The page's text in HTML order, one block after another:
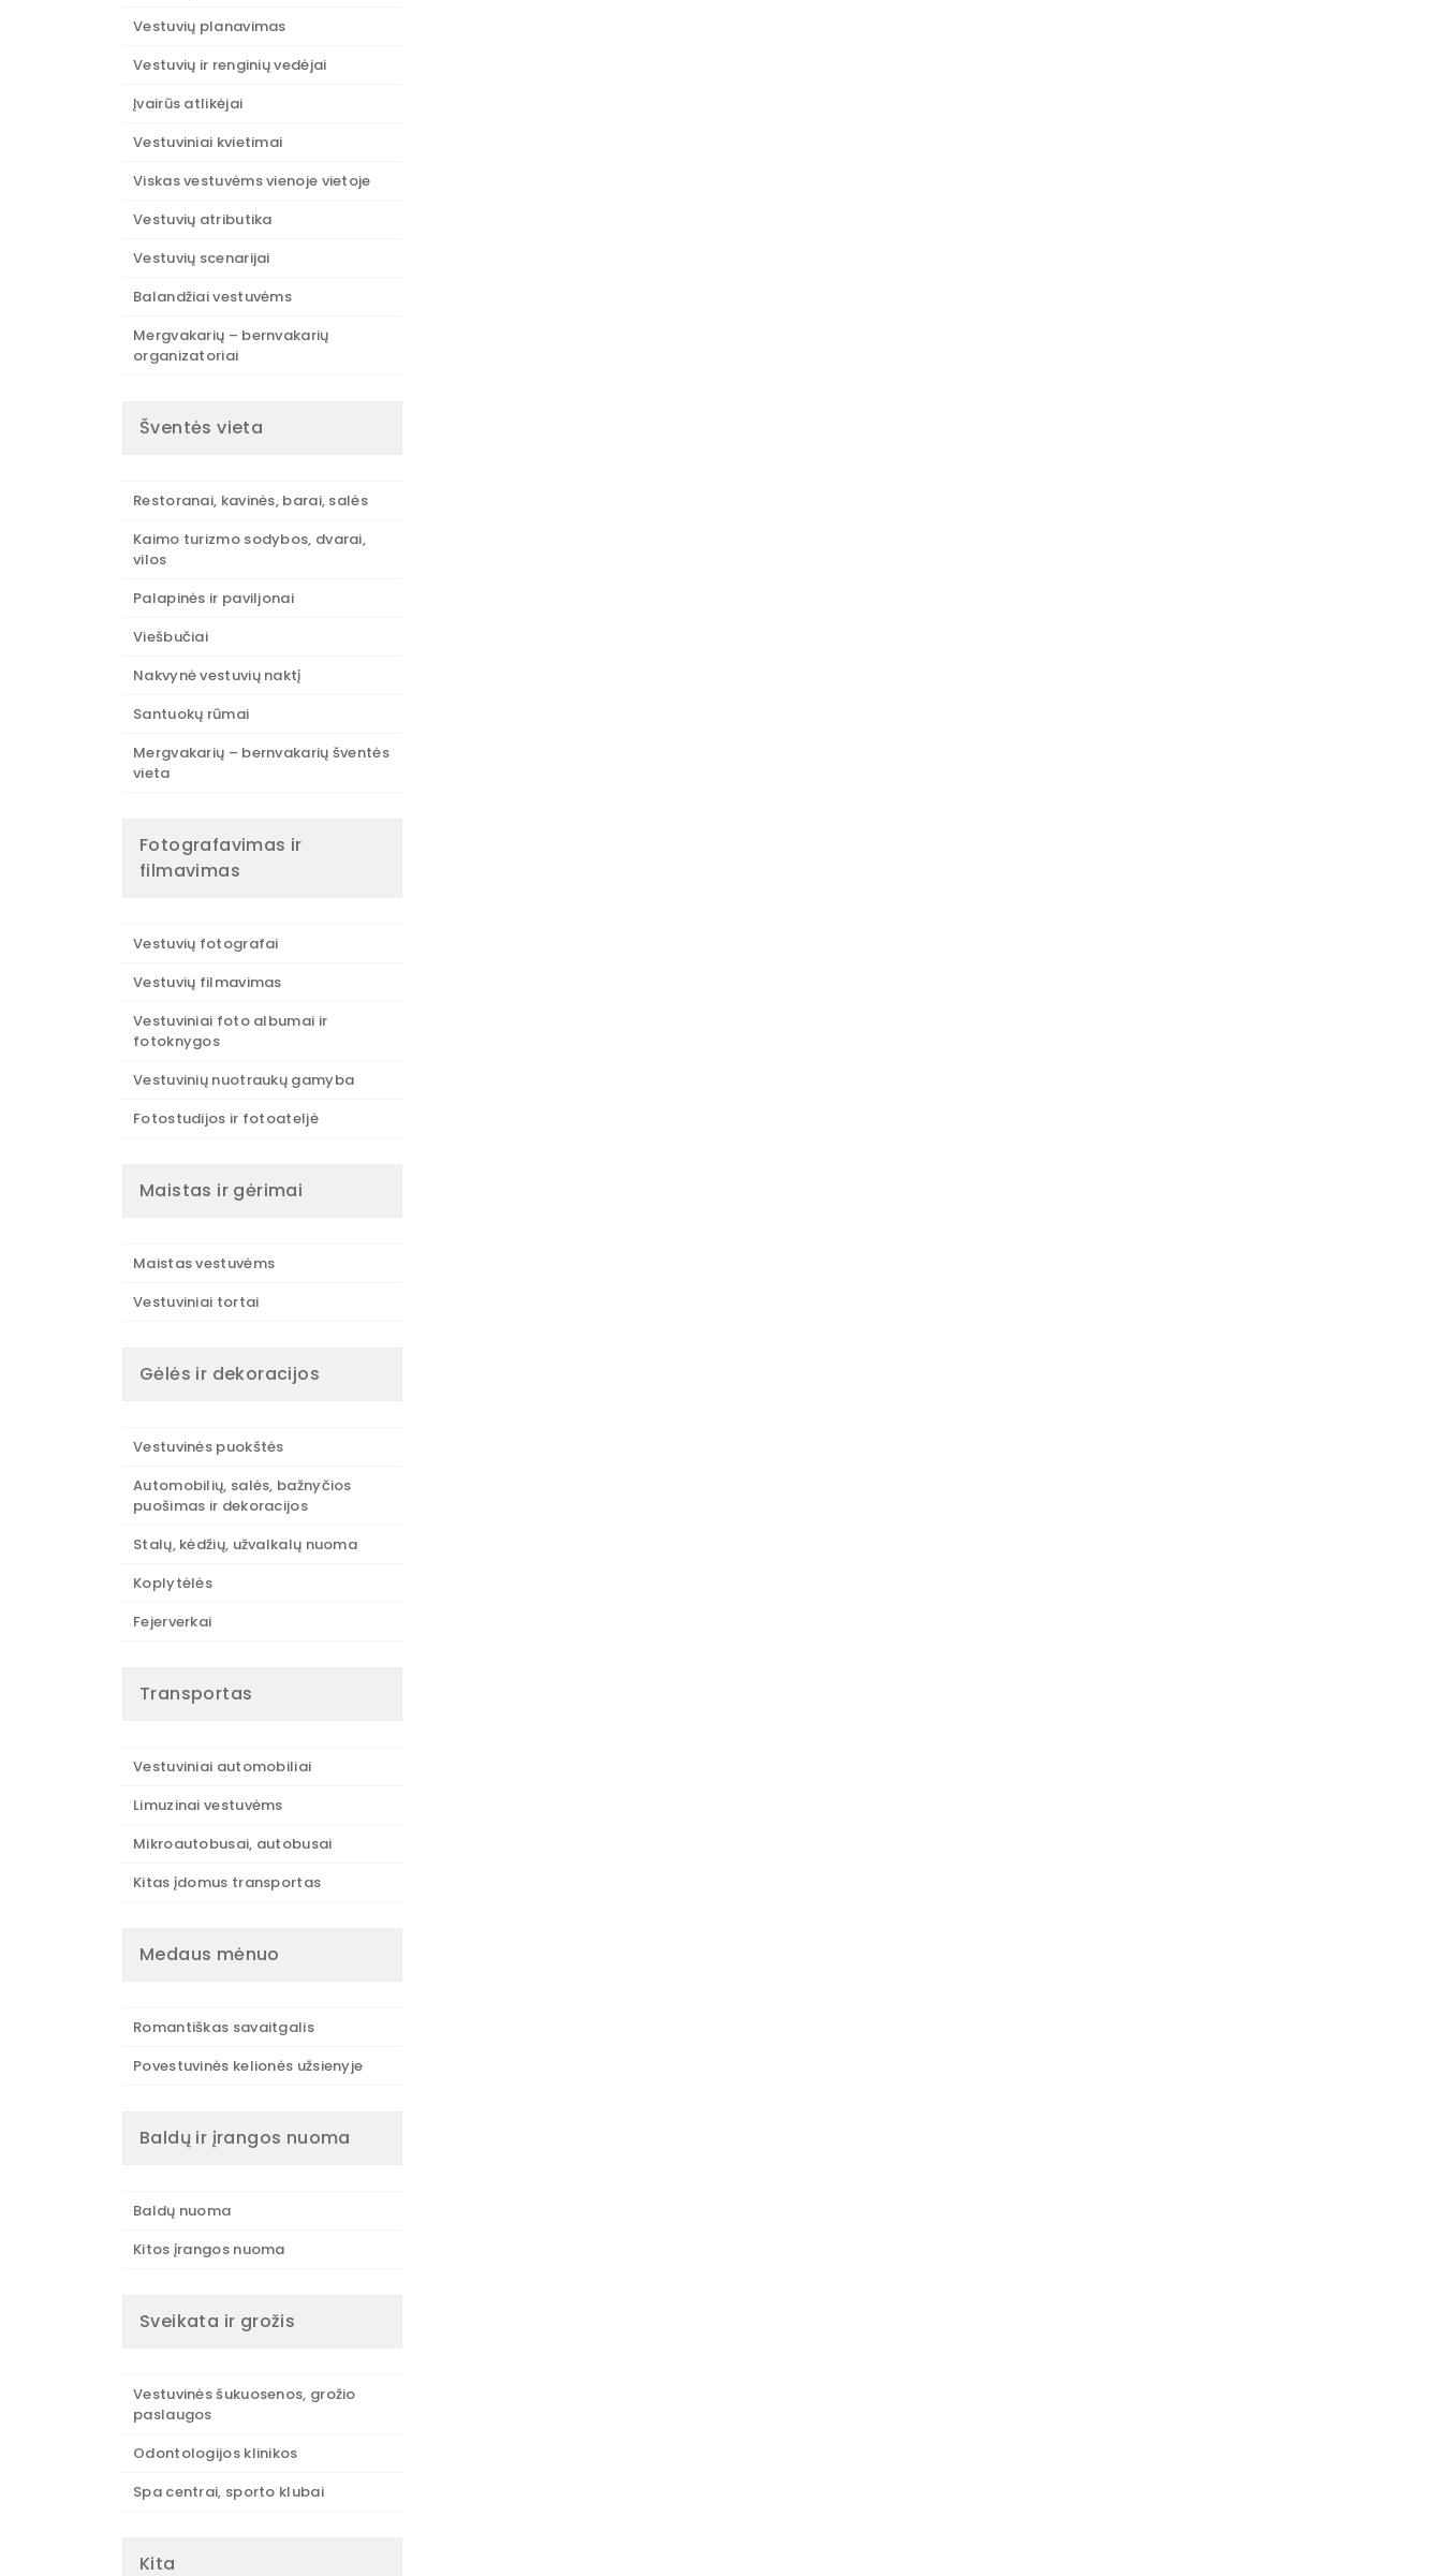
Vestuvių planavimas
Vestuvių ir renginių vedėjai
Įvairūs atlikėjai
Vestuviniai kvietimai
Viskas vestuvėms vienoje vietoje
Vestuvių atributika
Vestuvių scenarijai
Balandžiai vestuvėms
Mergvakarių – bernvakarių
organizatoriai
Šventės vieta
Restoranai, kavinės, barai, salės
Kaimo turizmo sodybos, dvarai,
vilos
Palapinės ir paviljonai
Viešbučiai
Nakvynė vestuvių naktį
Santuokų rūmai
Mergvakarių – bernvakarių šventės
vieta
Fotografavimas ir
filmavimas
Vestuvių fotografai
Vestuvių filmavimas
Vestuviniai foto albumai ir
fotoknygos
Vestuvinių nuotraukų gamyba
Fotostudijos ir fotoateljė
Maistas ir gėrimai
Maistas vestuvėms
Vestuviniai tortai
Gėlės ir dekoracijos
Vestuvinės puokštės
Automobilių, salės, bažnyčios
puošimas ir dekoracijos
Stalų, kėdžių, užvalkalų nuoma
Koplytėlės
Fejerverkai
Transportas
Vestuviniai automobiliai
Limuzinai vestuvėms
Mikroautobusai, autobusai
Kitas įdomus transportas
Medaus mėnuo
Romantiškas savaitgalis
Povestuvinės kelionės užsienyje
Baldų ir įrangos nuoma
Baldų nuoma
Kitos įrangos nuoma
Sveikata ir grožis
Vestuvinės šukuosenos, grožio
paslaugos
Odontologijos klinikos
Spa centrai, sporto klubai
Kita